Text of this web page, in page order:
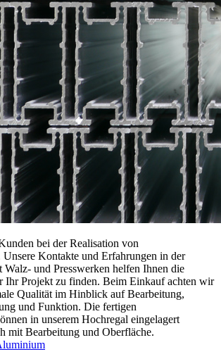
bei der Realisation von
Kontakte und Erfahrungen in der
Walz- und Presswerken helfen Ihnen die
Ihr Projekt zu finden. Beim Einkauf achten wir
Qualität im Hinblick auf Bearbeitung,
und Funktion. Die fertigen
in unserem Hochregal eingelagert
mit Bearbeitung und Oberfläche.